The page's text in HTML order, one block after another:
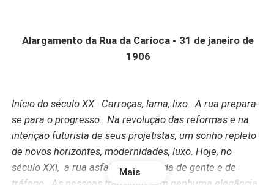
Alargamento da Rua da Carioca - 31 de janeiro de
1906
Início do século XX. Carroças, lama, lixo. A rua prepara-
se para o progresso. Na revolução das reformas e na
intenção futurista de seus projetistas, um sonho repleto
de novos horizontes, modernidades, luxo. Hoje, no
século XXI, a rua asfaltada, entupida de gente e de
Mais